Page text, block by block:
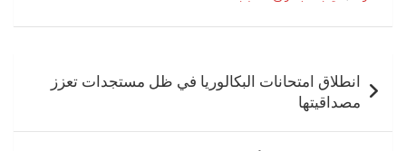
المقالاتانطلاق امتحانات البكالوريا في ظل مستجدات تعزز
مصداقيتها